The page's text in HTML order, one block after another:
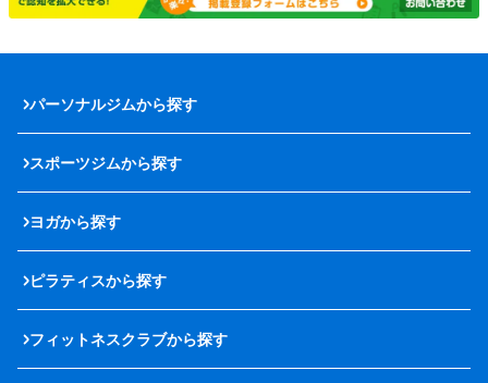
パーソナルジムから探す
スポーツジムから探す
ヨガから探す
ピラティスから探す
フィットネスクラブから探す